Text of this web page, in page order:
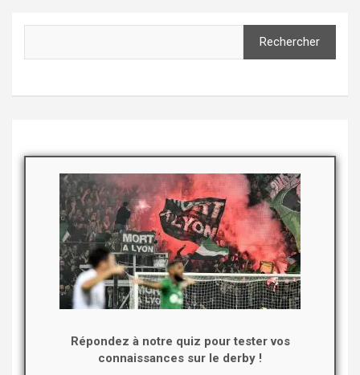
Rechercher
Répondez à notre quiz pour tester vos
connaissances sur le derby !